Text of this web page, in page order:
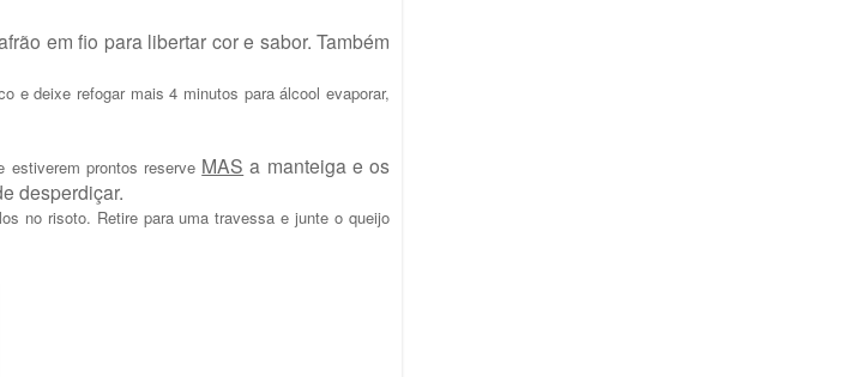
em fio para libertar cor e sabor. Também
e deixe refogar mais 4 minutos para álcool evaporar,
estiverem prontos reserve MAS a manteiga e os
desperdiçar.
no risoto. Retire para uma travessa e junte o queijo